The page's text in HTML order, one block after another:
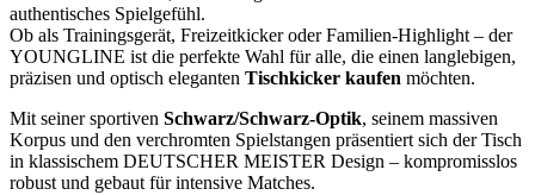
authentisches Spielgefühl.
Ob als Trainingsgerät, Freizeitkicker oder Familien-Highlight – der
YOUNGLINE ist die perfekte Wahl für alle, die einen langlebigen,
präzisen und optisch eleganten Tischkicker kaufen möchten.
Mit seiner sportiven Schwarz/Schwarz-Optik, seinem massiven
Korpus und den verchromten Spielstangen präsentiert sich der Tisch
in klassischem DEUTSCHER MEISTER Design – kompromisslos
robust und gebaut für intensive Matches.